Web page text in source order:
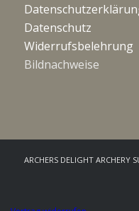
Datenschutz
Widerrufsbelehrung
Bildnachweise
ARCHERS DELIGHT